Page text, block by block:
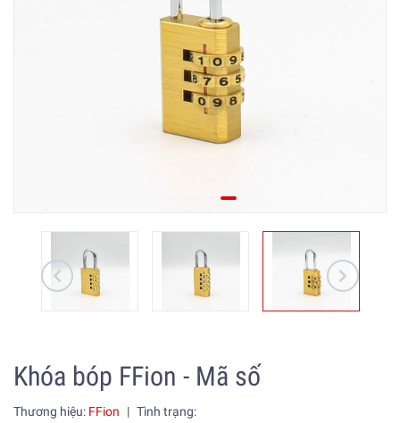
Khóa bóp FFion - Mã số
Thương hiệu: FFion | Tình trạng: